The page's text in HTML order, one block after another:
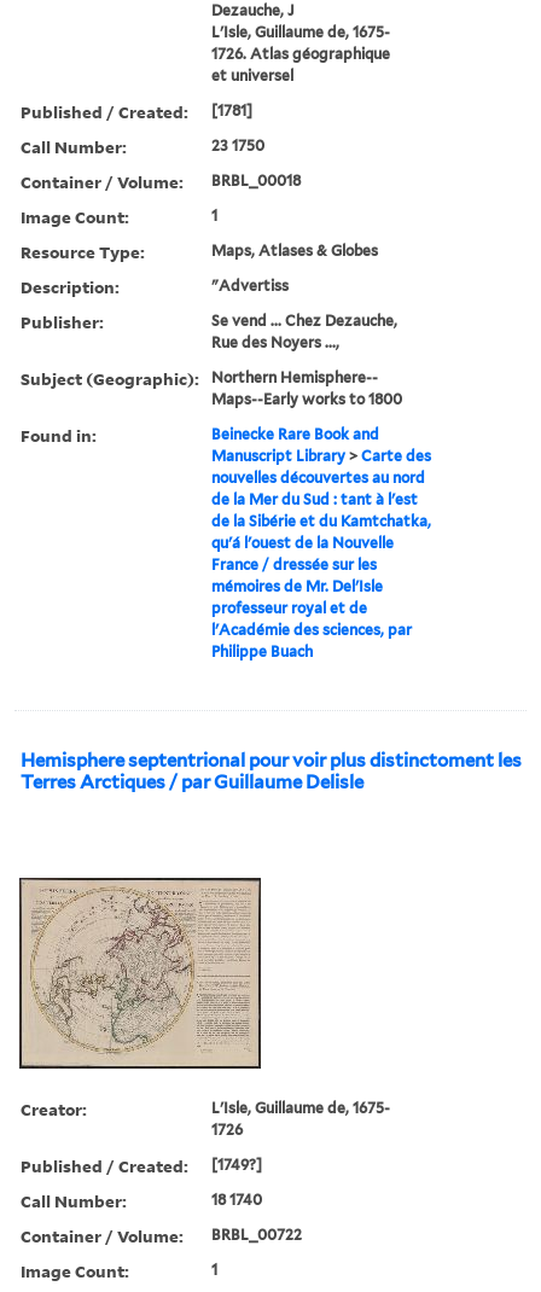
Dezauche, J
L'Isle, Guillaume de, 1675-
1726. Atlas géographique
et universel
Published / Created: [1781]
Call Number: 23 1750
Container / Volume: BRBL_00018
Image Count: 1
Resource Type: Maps, Atlases & Globes
Description: "Advertiss
Publisher:
Se vend ... Chez Dezauche,
Rue des Noyers ...,
Subject (Geographic):
Northern Hemisphere--
Maps--Early works to 1800
Found in:
Beinecke Rare Book and
Manuscript Library >Carte des
nouvelles découvertes au nord
de la Mer du Sud : tant à l'est
de la Sibérie et du Kamtchatka,
qu'á l'ouest de la Nouvelle
France / dressée sur les
mémoires de Mr. Del'Isle
professeur royal et de
l'Académie des sciences, par
Philippe Buach
Hemisphere septentrional pour voir plus distinctoment les
Terres Arctiques / par Guillaume Delisle
Creator:
L'Isle, Guillaume de, 1675-
1726
Published / Created: [1749?]
Call Number: 18 1740
Container / Volume: BRBL_00722
Image Count: 1